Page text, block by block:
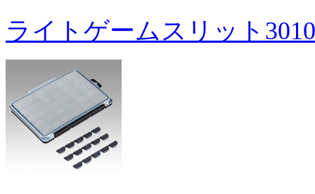
ライトゲームスリット3010